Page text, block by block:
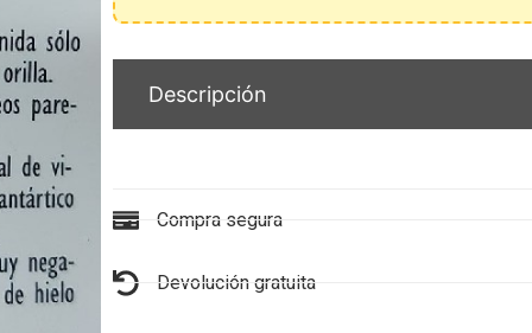
Descripción
Compra segura
Devolución gratuita